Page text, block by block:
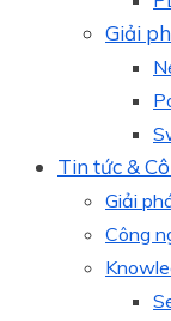
Giải
Tin tức &
Giải
Công